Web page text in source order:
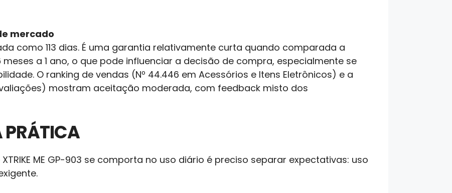
mercado
como 113 dias. É uma garantia relativamente curta quando comparada a
a 1 ano, o que pode influenciar a decisão de compra, especialmente se
O ranking de vendas (Nº 44.446 em Acessórios e Itens Eletrônicos) e a
mostram aceitação moderada, com feedback misto dos
PRÁTICA
ME GP-903 se comporta no uso diário é preciso separar expectativas: uso